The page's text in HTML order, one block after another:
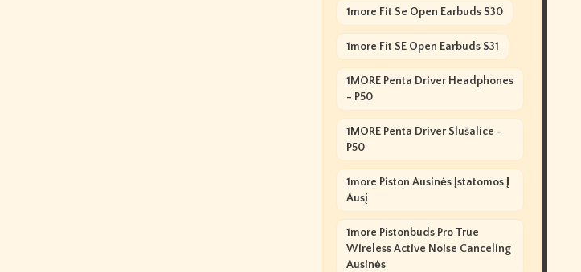
1more Fit Se Open Earbuds S30
1more Fit SE Open Earbuds S31
1MORE Penta Driver Headphones
- P50
1MORE Penta Driver Slušalice -
P50
1more Piston Ausinės Įstatomos Į
Ausį
1more Pistonbuds Pro True
Wireless Active Noise Canceling
Ausinės